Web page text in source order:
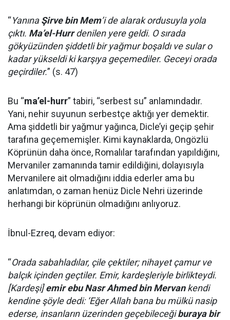
“YanınaŞirve bin Mem’i de alarak ordusuyla yola
çıktı. Ma’el-Hurrdenilen yere geldi. O sırada
gökyüzünden şiddetli bir yağmur boşaldı ve sular o
kadar yükseldi ki karşıya geçemediler. Geceyi orada
geçirdiler.” (s. 47)
Bu “ma’el-hurr” tabiri, “serbest su” anlamındadır.
Yani, nehir suyunun serbestçe aktığı yer demektir.
Ama şiddetli bir yağmur yağınca, Dicle’yi geçip şehir
tarafına geçememişler. Kimi kaynaklarda, Ongözlü
Köprünün daha önce, Romalılar tarafından yapıldığını,
Mervaniler zamanında tamir edildiğini, dolayısıyla
Mervanilere ait olmadığını iddia ederler ama bu
anlatımdan, o zaman henüz Dicle Nehri üzerinde
herhangi bir köprünün olmadığını anlıyoruz.
İbnul-Ezreq, devam ediyor:
“Orada sabahladılar, çile çektiler; nihayet çamur ve
balçık içinden geçtiler. Emir, kardeşleriyle birlikteydi.
[Kardeşi]emir ebu Nasr Ahmed bin Mervankendi
kendine şöyle dedi: ‘Eğer Allah bana bu mülkü nasip
ederse, insanların üzerinden geçebileceğiburaya bir